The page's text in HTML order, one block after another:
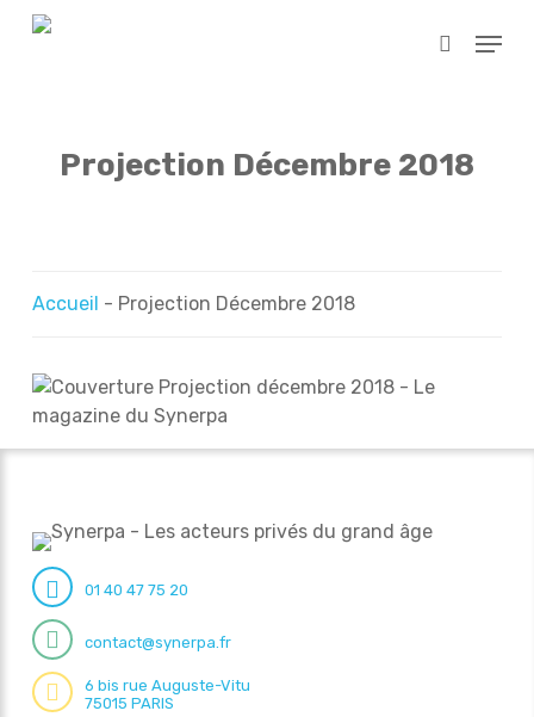
Skip
search
Menu
Projection Décembre 2018
Accueil - Projection Décembre 2018
01 40 47 75 20
contact@synerpa.fr
6 bis rue Auguste-Vitu
75015 PARIS